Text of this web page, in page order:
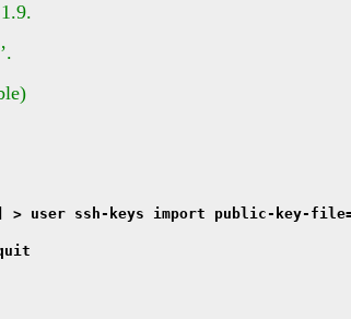
> user ssh-keys import public-key-